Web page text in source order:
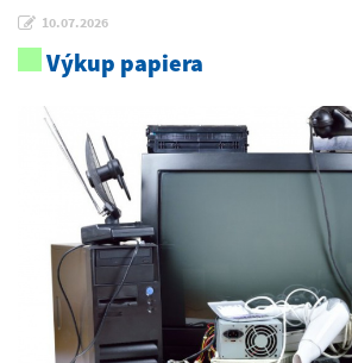
10.07.2026
Výkup papiera